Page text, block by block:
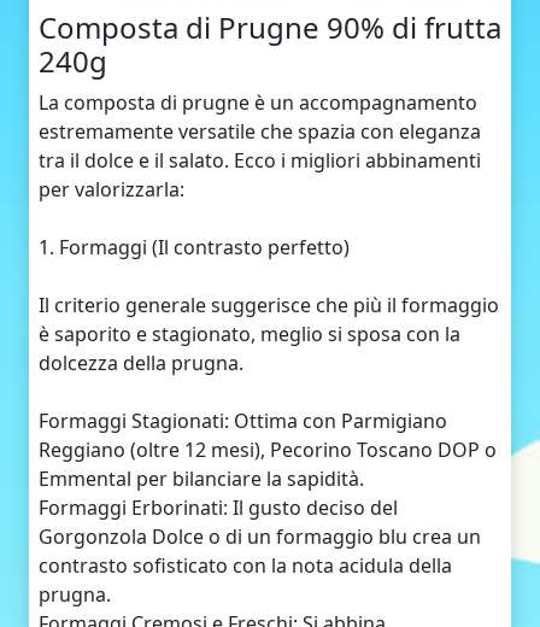
Composta di Prugne 90% di frutta
240g
La composta di prugne è un accompagnamento
estremamente versatile che spazia con eleganza
tra il dolce e il salato. Ecco i migliori abbinamenti
per valorizzarla:
1. Formaggi (Il contrasto perfetto)
Il criterio generale suggerisce che più il formaggio
è saporito e stagionato, meglio si sposa con la
dolcezza della prugna.
Formaggi Stagionati: Ottima con Parmigiano
Reggiano (oltre 12 mesi), Pecorino Toscano DOP o
Emmental per bilanciare la sapidità.
Formaggi Erborinati: Il gusto deciso del
Gorgonzola Dolce o di un formaggio blu crea un
contrasto sofisticato con la nota acidula della
prugna.